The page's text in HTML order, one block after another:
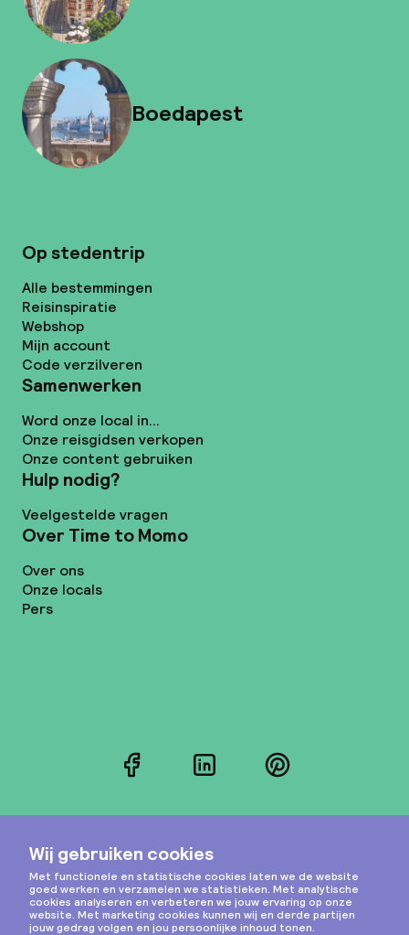
Boedapest
Op stedentrip
Alle bestemmingen
Reisinspiratie
Webshop
Mijn account
Code verzilveren
Samenwerken
Word onze local in...
Onze reisgidsen verkopen
Onze content gebruiken
Hulp nodig?
Veelgestelde vragen
Over Time to Momo
Over ons
Onze locals
Pers
FacebookLinkedInPinterest
Instagram